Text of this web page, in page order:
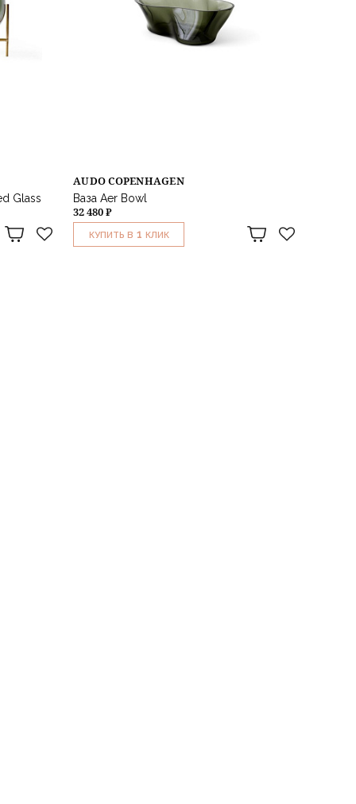
Glass
AUDO COPENHAGEN
Ваза Aer Bowl
32 480 ₽
КУПИТЬ В 1 КЛИК